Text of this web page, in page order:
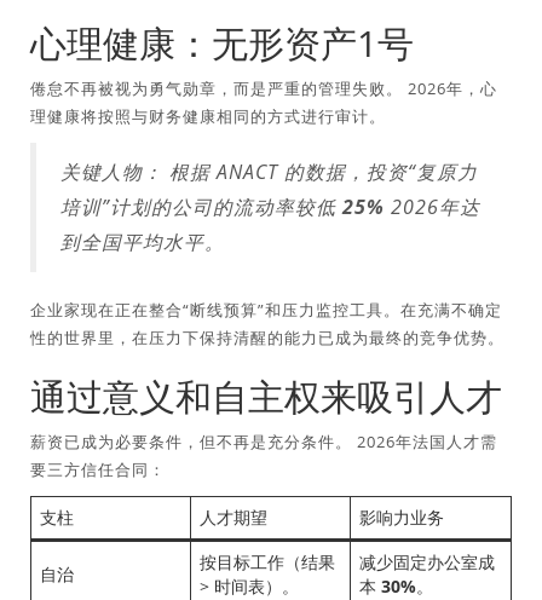
心理健康：无形资产1号
倦怠不再被视为勇气勋章，而是严重的管理失败。 2026年，心
理健康将按照与财务健康相同的方式进行审计。
关键人物： 根据 ANACT 的数据，投资“复原力
培训”计划的公司的流动率较低25% 2026年达
到全国平均水平。
企业家现在正在整合“断线预算”和压力监控工具。在充满不确定
性的世界里，在压力下保持清醒的能力已成为最终的竞争优势。
通过意义和自主权来吸引人才
薪资已成为必要条件，但不再是充分条件。 2026年法国人才需
要三方信任合同：
支柱 人才期望 影响力业务
自治
按目标工作（结果
> 时间表）。
减少固定办公室成
本 30%。